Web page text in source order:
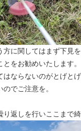
方に関してはまず下見
をお勧めいたします。
はならないのがとげとげ
でご注意を。
返しを行いここまで綺